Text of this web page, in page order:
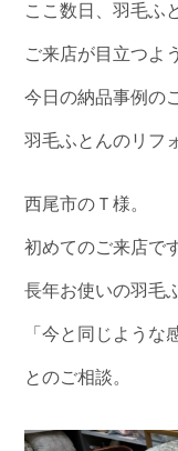
ここ数日、羽毛ふ
ご来店が目立つよ
今日の納品事例の
羽毛ふとんのリフ
西尾市のＴ様。
初めてのご来店で
長年お使いの羽毛
「今と同じような
とのご相談。